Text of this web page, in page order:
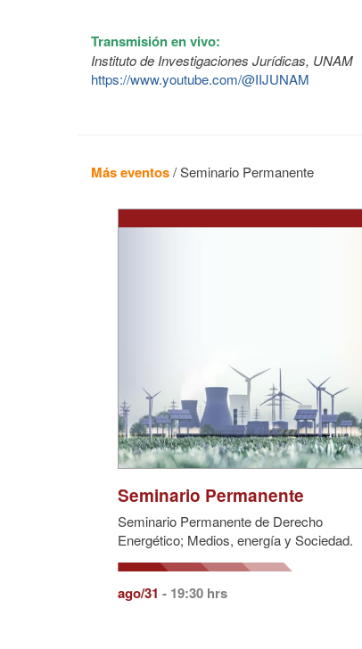
Transmisión en vivo:
Instituto de Investigaciones Jurídicas, UNAM
https://www.youtube.com/@IIJUNAM
Más eventos/Seminario Permanente
Seminario Permanente
Seminario Permanente de Derecho
Energético; Medios, energía y Sociedad.
ago/31 - 19:30 hrs